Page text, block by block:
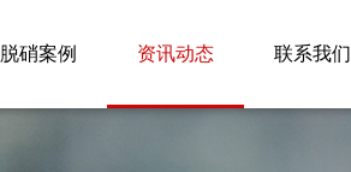
脱硝案例 资讯动态 联系我们